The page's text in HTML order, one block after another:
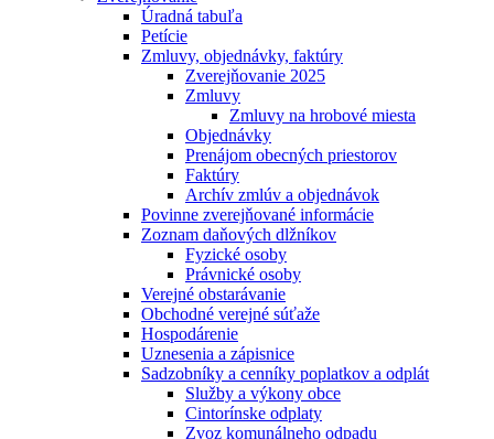
Úradná tabuľa
Petície
Zmluvy, objednávky, faktúry
Zverejňovanie 2025
Zmluvy
Zmluvy na hrobové miesta
Objednávky
Prenájom obecných priestorov
Faktúry
Archív zmlúv a objednávok
Povinne zverejňované informácie
Zoznam daňových dlžníkov
Fyzické osoby
Právnické osoby
Verejné obstarávanie
Obchodné verejné súťaže
Hospodárenie
Uznesenia a zápisnice
Sadzobníky a cenníky poplatkov a odplát
Služby a výkony obce
Cintorínske odplaty
Zvoz komunálneho odpadu